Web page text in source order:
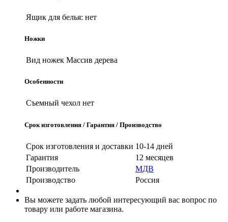
Ящик для белья: нет
Ножки
Вид ножек Массив дерева
Особенности
Съемный чехол нет
Срок изготовления / Гарантия / Производство
Срок изготовления и доставки 10-14 дней
Гарантия
12 месяцев
Производитель
МДВ
Производство
Россия
Вы можете задать любой интересующий вас вопрос по
товару или работе магазина.